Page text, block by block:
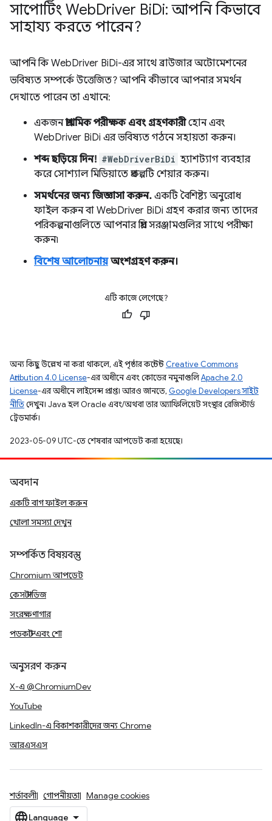
সাপোর্টিং WebDriver BiDi: আপনি কিভাবে
সাহায্য করতে পারেন?
আপনি কি WebDriver BiDi-এর সাথে ব্রাউজার অটোমেশনের
ভবিষ্যত সম্পর্কে উত্তেজিত? আপনি কীভাবে আপনার সমর্থন
দেখাতে পারেন তা এখানে:
একজনপ্রাথমিক পরীক্ষক এবং গ্রহণকারীহোন এবং
WebDriver BiDi এর ভবিষ্যত গঠনে সহায়তা করুন।
শব্দ ছড়িয়ে দিন! #WebDriverBiDi হ্যাশট্যাগ ব্যবহার
করে সোশ্যাল মিডিয়াতে প্রকল্পটি শেয়ার করুন।
সমর্থনের জন্য জিজ্ঞাসা করুন. একটি বৈশিষ্ট্য অনুরোধ
ফাইল করুন বা WebDriver BiDi গ্রহণ করার জন্য তাদের
পরিকল্পনাগুলিতে আপনার প্রিয় সরঞ্জামগুলির সাথে পরীক্ষা
করুন৷
বিশেষ আলোচনায়অংশগ্রহণ করুন।
এটি কাজে লেগেছে?
অন্য কিছু উল্লেখ না করা থাকলে, এই পৃষ্ঠার কন্টেন্ট Creative Commons
Attribution 4.0 License-এর অধীনে এবং কোডের নমুনাগুলিApache 2.0
License-এর অধীনে লাইসেন্স প্রাপ্ত। আরও জানতে, Google Developers সাইট
নীতিদেখুন। Java হল Oracle এবং/অথবা তার অ্যাফিলিয়েট সংস্থার রেজিস্টার্ড
ট্রেডমার্ক।
2023-05-09 UTC-তে শেষবার আপডেট করা হয়েছে।
অবদান
একটি বাগ ফাইল করুন
খোলা সমস্যা দেখুন
সম্পর্কিত বিষয়বস্তু
Chromium আপডেট
কেস স্টাডিজ
সংরক্ষণাগার
পডকাস্ট এবং শো
অনুসরণ করুন
X-এ @ChromiumDev
YouTube
LinkedIn-এ বিকাশকারীদের জন্য Chrome
আরএসএস
শর্তাবলী গোপনীয়তা Manage cookies